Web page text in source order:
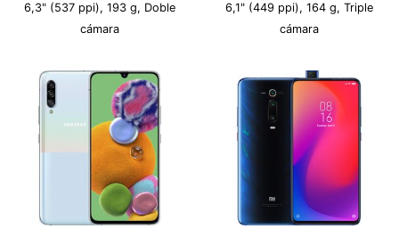
6,3" (537 ppi), 193 g, Doble
cámara
6,1" (449 ppi), 164 g, Triple
cámara